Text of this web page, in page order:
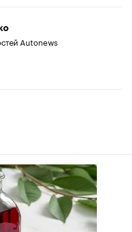
Autonews